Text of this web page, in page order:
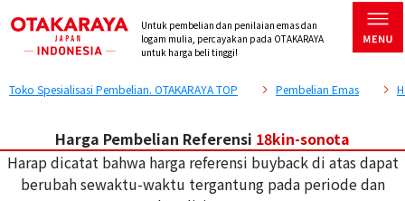
Untuk pembelian dan penilaian emas dan
logam mulia, percayakan pada OTAKARAYA
untuk harga beli tinggi!
Toko Spesialisasi Pembelian. OTAKARAYA TOP Pembelian Emas
Harga Pembelian Referensi 18kin-sonota
Harap dicatat bahwa harga referensi buyback di atas dapat
berubah sewaktu-waktu tergantung pada periode dan